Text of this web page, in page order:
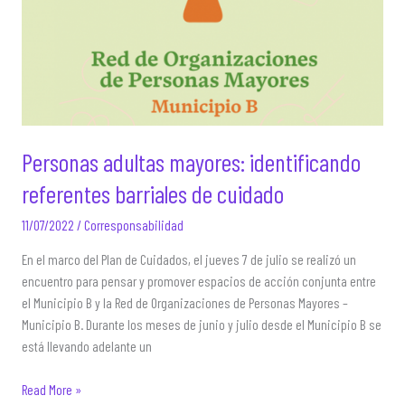
Personas adultas mayores: identificando
referentes barriales de cuidado
11/07/2022 /Corresponsabilidad
En el marco del Plan de Cuidados, el jueves 7 de julio se realizó un
encuentro para pensar y promover espacios de acción conjunta entre
el Municipio B y la Red de Organizaciones de Personas Mayores –
Municipio B. Durante los meses de junio y julio desde el Municipio B se
está llevando adelante un
Personas
Read More »